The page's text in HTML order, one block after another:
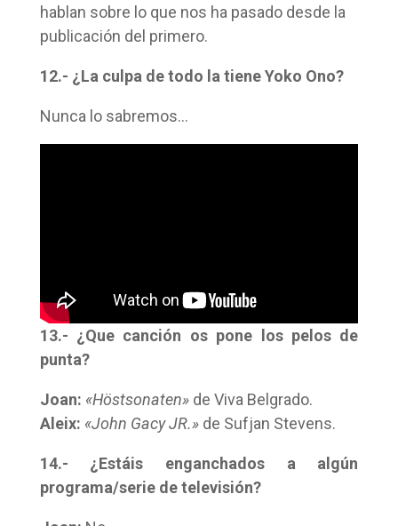
hablan sobre lo que nos ha pasado desde la
publicación del primero.
12.- ¿La culpa de todo la tiene Yoko Ono?
Nunca lo sabremos…
13.- ¿Que canción os pone los pelos de
punta?
Joan: «Höstsonaten»de Viva Belgrado.
Aleix: «John Gacy JR.»de Sufjan Stevens.
14.- ¿Estáis enganchados a algún
programa/serie de televisión?